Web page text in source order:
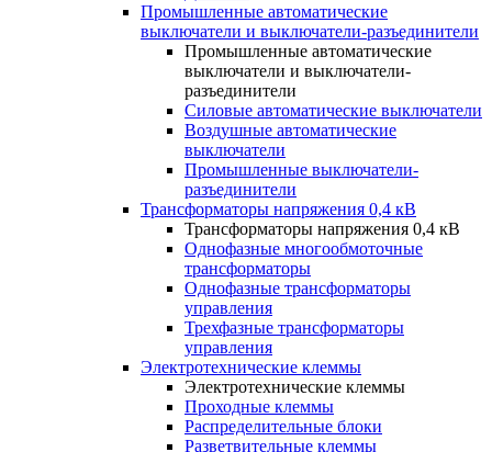
Промышленные автоматические
выключатели и выключатели-разъединители
Промышленные автоматические
выключатели и выключатели-
разъединители
Силовые автоматические выключатели
Воздушные автоматические
выключатели
Промышленные выключатели-
разъединители
Трансформаторы напряжения 0,4 кВ
Трансформаторы напряжения 0,4 кВ
Однофазные многообмоточные
трансформаторы
Однофазные трансформаторы
управления
Трехфазные трансформаторы
управления
Электротехнические клеммы
Электротехнические клеммы
Проходные клеммы
Распределительные блоки
Разветвительные клеммы